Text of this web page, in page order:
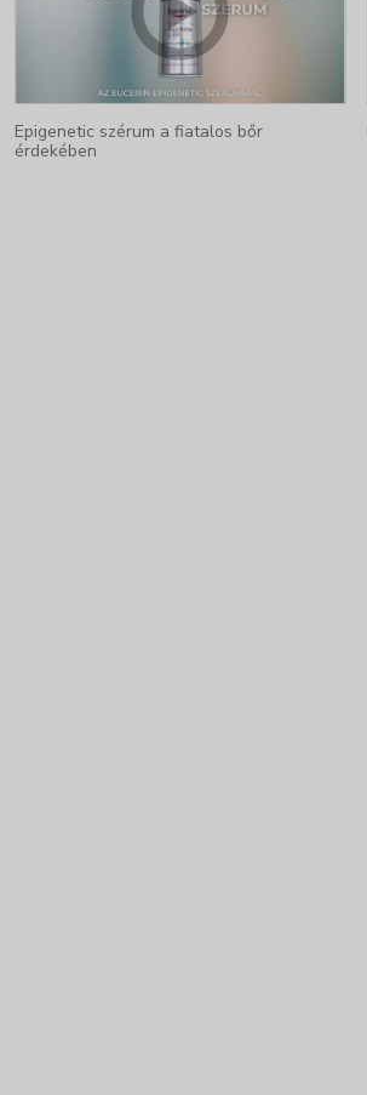
Epigenetic szérum a fiatalos bőr
érdekében